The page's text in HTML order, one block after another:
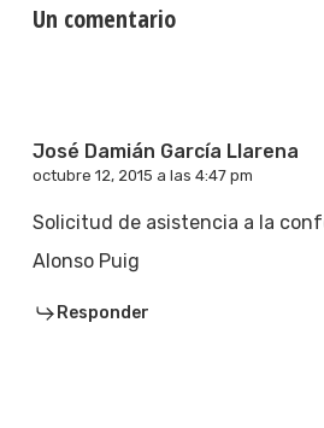
Un comentario
José Damián García Llarena
octubre 12, 2015 a las 4:47 pm
Solicitud de asistencia a la
Alonso Puig
Responder